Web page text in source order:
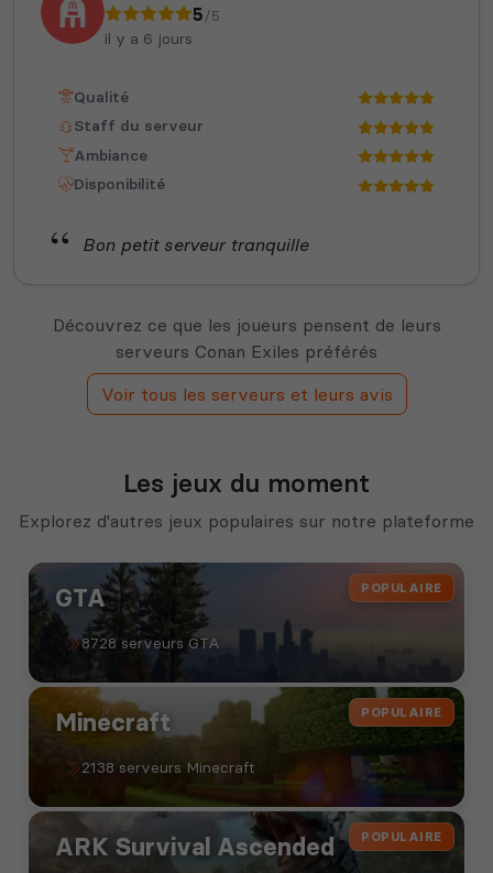
5/5
il y a 6 jours
Qualité
Staff du serveur
Ambiance
Disponibilité
Bon petit serveur tranquille
Découvrez ce que les joueurs pensent de leurs
serveurs Conan Exiles préférés
Voir tous les serveurs et leurs avis
Les jeux du moment
Explorez d'autres jeux populaires sur notre plateforme
POPULAIRE
GTA
8728 serveurs GTA
POPULAIRE
Minecraft
2138 serveurs Minecraft
POPULAIRE
ARK Survival Ascended